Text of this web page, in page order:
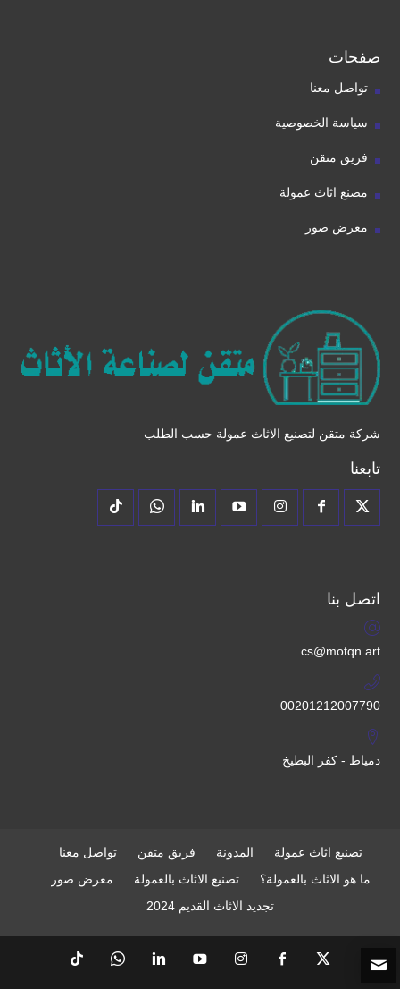
صفحات
تواصل معنا
سياسة الخصوصية
فريق متقن
مصنع اثاث عمولة
معرض صور
شركة متقن لتصنيع الاثاث عمولة حسب الطلب
تابعنا
اتصل بنا
cs@motqn.art
00201212007790
دمياط - كفر البطيخ
تصنيع اثاث عمولة المدونة فريق متقن
تواصل معنا
ما هو الاثاث بالعمولة؟
تصنيع الاثاث بالعمولة
معرض صور
تجديد الاثاث القديم 2024